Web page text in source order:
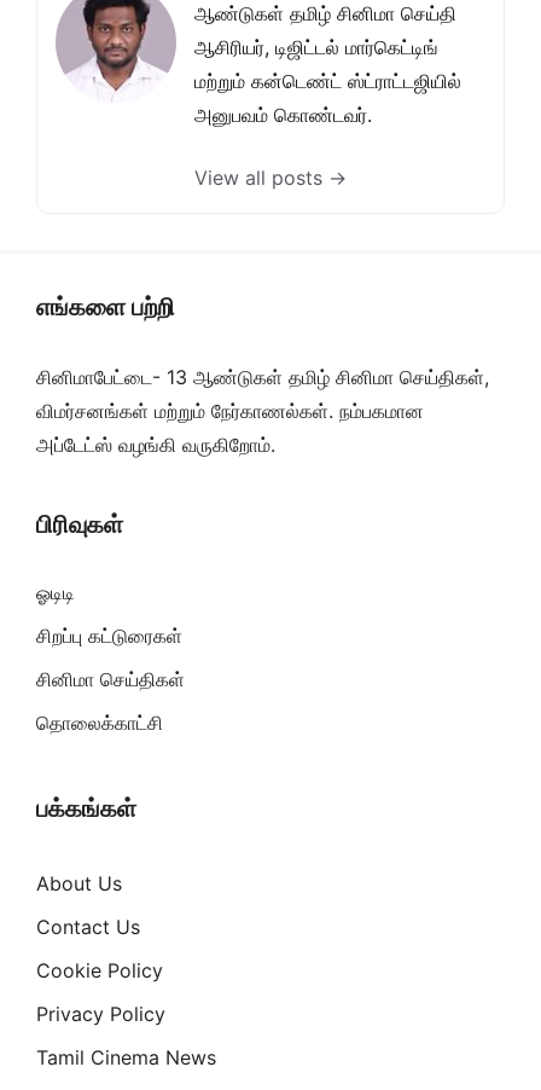
ஆண்டுகள் தமிழ் சினிமா செய்தி
ஆசிரியர், டிஜிட்டல் மார்கெட்டிங்
மற்றும் கன்டெண்ட் ஸ்ட்ராட்டஜியில்
அனுபவம் கொண்டவர்.
View all posts →
எங்களை பற்றி
சினிமாபேட்டை- 13 ஆண்டுகள் தமிழ் சினிமா செய்திகள்,
விமர்சனங்கள் மற்றும் நேர்காணல்கள். நம்பகமான
அப்டேட்ஸ் வழங்கி வருகிறோம்.
பிரிவுகள்
ஓடிடி
சிறப்பு கட்டுரைகள்
சினிமா செய்திகள்
தொலைக்காட்சி
பக்கங்கள்
About Us
Contact Us
Cookie Policy
Privacy Policy
Tamil Cinema News